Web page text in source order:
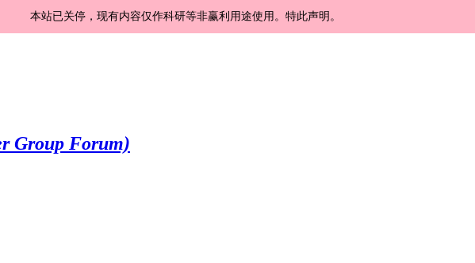
本站已关停，现有内容仅作科研等非赢利用途使用。特此声明。